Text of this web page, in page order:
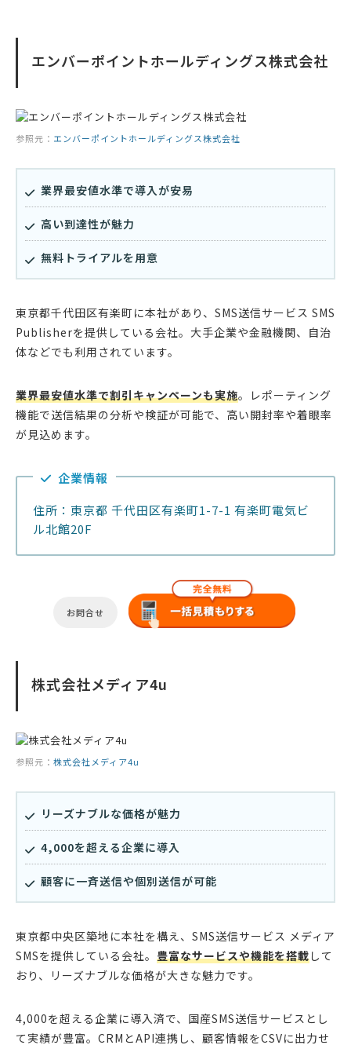
エンバーポイントホールディングス株式会社
参照元： エンバーポイントホールディングス株式会社
業界最安値水準で導入が安易
高い到達性が魅力
無料トライアルを用意
東京都千代田区有楽町に本社があり、SMS送信サービス SMS
Publisherを提供している会社。大手企業や金融機関、自治
体などでも利用されています。
業界最安値水準で割引キャンペーンも実施。レポーティング
機能で送信結果の分析や検証が可能で、高い開封率や着眼率
が見込めます。
企業情報
住所：東京都 千代田区有楽町1-7-1 有楽町電気ビ
ル北館20F
お問合せ
株式会社メディア4u
参照元： 株式会社メディア4u
リーズナブルな価格が魅力
4,000を超える企業に導入
顧客に一斉送信や個別送信が可能
東京都中央区築地に本社を構え、SMS送信サービス メディア
SMSを提供している会社。 豊富なサービスや機能を搭載して
おり、リーズナブルな価格が大きな魅力です。
4,000を超える企業に導入済で、国産SMS送信サービスとし
て実績が豊富。CRMとAPI連携し、顧客情報をCSVに出力せ